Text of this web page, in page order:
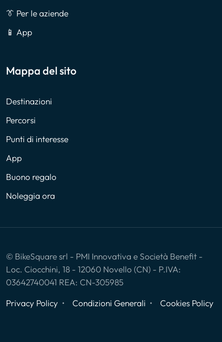
👔 Per le aziende
📱 App
Mappa del sito
Destinazioni
Percorsi
Punti di interesse
App
Buono regalo
Noleggia ora
© BikeSquare srl - PMI Innovativa e Società Benefit -
Loc. Ciocchini, 18 - 12060 Novello (CN) - P.IVA:
03642740041 REA: CN-305985
Privacy Policy
Condizioni Generali Cookies Policy